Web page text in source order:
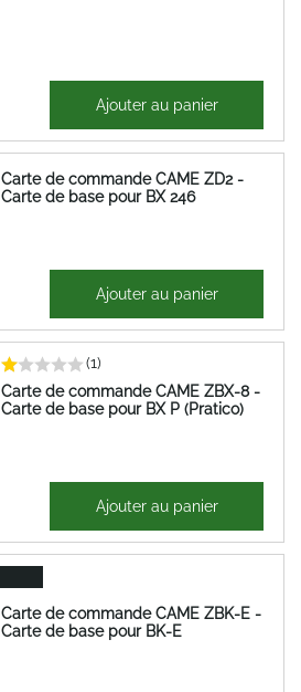
Ajouter au panier
Carte de commande CAME ZD2 -
Carte de base pour BX 246
Ajouter au panier
Carte de commande CAME ZBX-8 -
Carte de base pour BX P (Pratico)
(1)
Ajouter au panier
Carte de commande CAME ZBK-E -
Carte de base pour BK-E